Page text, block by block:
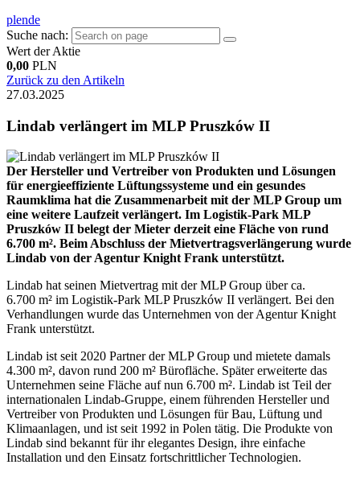
plende
Suche nach:
Wert der Aktie
0,00 PLN
Zurück zu den Artikeln
27.03.2025
Lindab verlängert im MLP Pruszków II
Der Hersteller und Vertreiber von Produkten und Lösungen
für energieeffiziente Lüftungssysteme und ein gesundes
Raumklima hat die Zusammenarbeit mit der MLP Group um
eine weitere Laufzeit verlängert. Im Logistik-Park MLP
Pruszków II belegt der Mieter derzeit eine Fläche von rund
6.700 m². Beim Abschluss der Mietvertragsverlängerung wurde
Lindab von der Agentur Knight Frank unterstützt.
Lindab hat seinen Mietvertrag mit der MLP Group über ca.
6.700 m² im Logistik-Park MLP Pruszków II verlängert. Bei den
Verhandlungen wurde das Unternehmen von der Agentur Knight
Frank unterstützt.
Lindab ist seit 2020 Partner der MLP Group und mietete damals
4.300 m², davon rund 200 m² Bürofläche. Später erweiterte das
Unternehmen seine Fläche auf nun 6.700 m². Lindab ist Teil der
internationalen Lindab-Gruppe, einem führenden Hersteller und
Vertreiber von Produkten und Lösungen für Bau, Lüftung und
Klimaanlagen, und ist seit 1992 in Polen tätig. Die Produkte von
Lindab sind bekannt für ihr elegantes Design, ihre einfache
Installation und den Einsatz fortschrittlicher Technologien.